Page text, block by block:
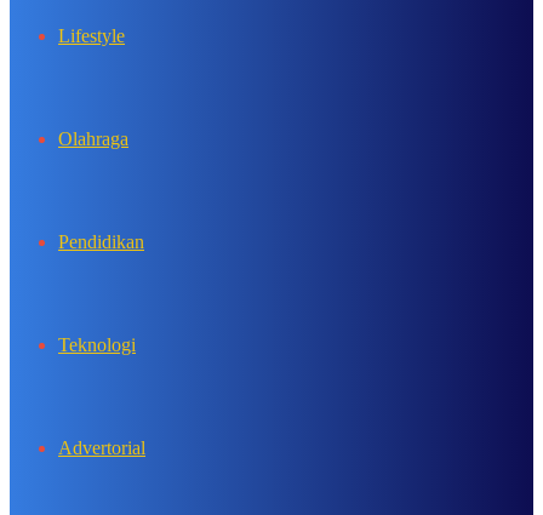
Lifestyle
Olahraga
Pendidikan
Teknologi
Advertorial